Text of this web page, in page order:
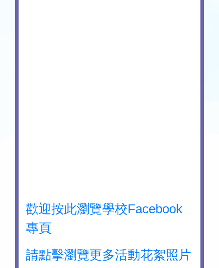
歡迎按此瀏覽學校Facebook
專頁
請點擊瀏覽更多活動花絮照片